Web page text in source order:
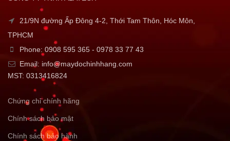
21/9N đường Ấp Đông 4-2, Thới Tam Thôn, Hóc Môn,
TPHCM
Phone: 0908 595 365 - 0978 33 77 43
Email: info@maydochinhhang.com
MST: 0313416824
Chứng chỉ chính hãng
Chính sách bảo mật
Chính sách bảo hành